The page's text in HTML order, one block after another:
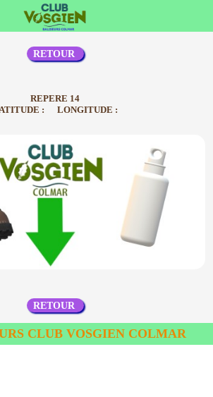
RETOUR
REPERE 14
: LONGITUDE :
RETOUR
CLUB VOSGIEN COLMAR